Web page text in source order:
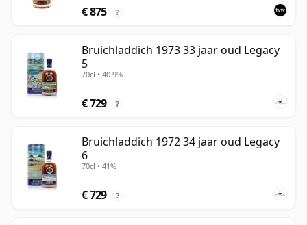
€ 875 ?
Bruichladdich 1973 33 jaar oud Legacy
5
70cl • 40.9%
€ 729 ?
Bruichladdich 1972 34 jaar oud Legacy
6
70cl • 41%
€ 729 ?